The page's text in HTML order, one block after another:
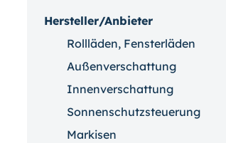
Hersteller/Anbieter
Rollläden, Fensterläden
Außenverschattung
Innenverschattung
Sonnenschutzsteuerung
Markisen